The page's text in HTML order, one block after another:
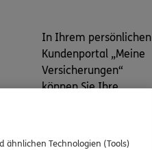
In Ihrem persönlichen
Kundenportal „Meine
Versicherungen“
können Sie Ihre
ähnlichen Technologien (Tools)